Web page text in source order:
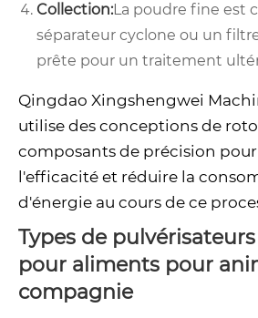
Collection:La poudre fine est
séparateur cyclone ou un
prête pour un traitement
Qingdao Xingshengwei
utilise des conceptions de
composants de précision
l'efficacité et réduire la
d'énergie au cours de ce
Types de
pour aliments pour
compagnie